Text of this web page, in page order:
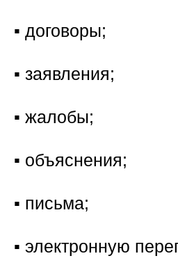
▪️ договоры;
▪️ заявления;
▪️ жалобы;
▪️ объяснения;
▪️ письма;
▪️ электронную